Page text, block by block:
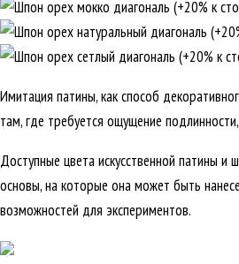
Имитация патины, как способ
там, где требуется ощущение
Доступные цвета искусственной патины и
основы, на которые она может быть
возможностей для экспериментов.